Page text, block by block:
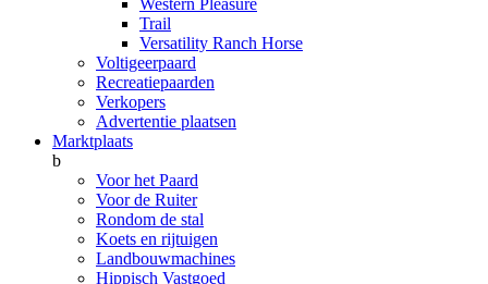
Western Pleasure
Trail
Versatility Ranch Horse
Voltigeerpaard
Recreatiepaarden
Verkopers
Advertentie plaatsen
Marktplaats
b
Voor het Paard
Voor de Ruiter
Rondom de stal
Koets en rijtuigen
Landbouwmachines
Hippisch Vastgoed